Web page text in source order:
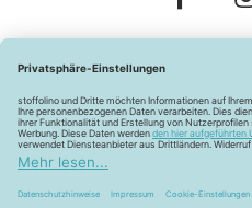
Widerrufsbelehrung
Barrierefreiheitserklärung